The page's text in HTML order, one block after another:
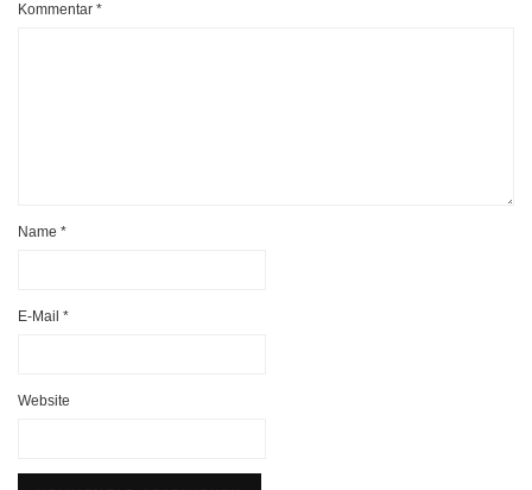
Kommentar *
Name *
E-Mail *
Website